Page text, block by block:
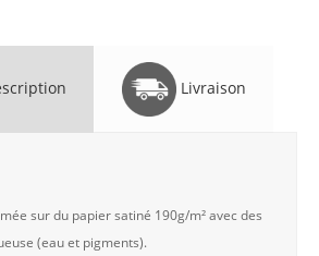
Livraison
sur du papier satiné 190g/m² avec des
(eau et pigments).